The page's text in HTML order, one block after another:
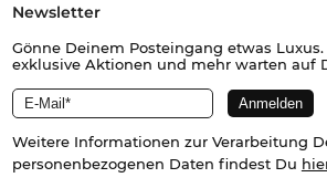
Newsletter
Gönne Deinem Posteingang etwas Luxus.
exklusive Aktionen und mehr warten auf
Weitere Informationen zur Verarbeitung
personenbezogenen Daten findest Du